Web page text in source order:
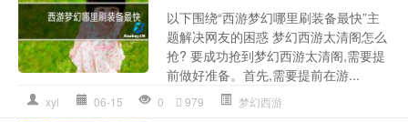
以下围绕“西游梦幻哪里刷装备最快”主
题解决网友的困惑 梦幻西游太清阁怎么
抢? 要成功抢到梦幻西游太清阁,需要提
前做好准备。首先,需要提前在游...
xyl 06-15 0 979 梦幻西游